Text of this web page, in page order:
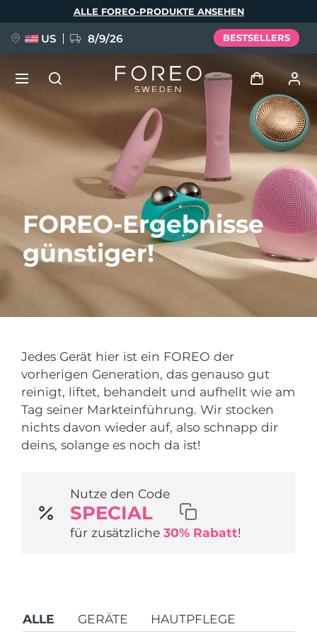
FOREO-Ergebnisse
günstiger!
Jedes Gerät hier ist ein FOREO der
vorherigen Generation, das genauso gut
reinigt, liftet, behandelt und aufhellt wie am
Tag seiner Markteinführung. Wir stocken
nichts davon wieder auf, also schnapp dir
deins, solange es noch da ist!
Nutze den Code
SPECIAL
für zusätzliche30% Rabatt!
ALLE GERÄTE HAUTPFLEGE
ALLE FOREO-PRODUKTE ANSEHEN
US 8/9/26 BESTSELLERS
Anmelden
Benutzerkonto
Meine Geräte
Meine Bestellungen
Meine Adressen
Meine Abonnements
NEU
FAQ™ Pure Beauty-Tech Elixir
BREAKING NEWS
FAQ™ Dual LED Panel
BELIEBT
Sonderangebote Bestseller
Sprache
Deutsch
Español
Français
Italiano
Português
Polski
Svenska
Русский
Türkçe
简体中文 繁體中文
Versandland
Vereinigte Staaten Erwartete Lieferung
Vereinigtes
Königreich
Erwartete Lieferung
Spanien Erwartete Lieferung
Frankreich Erwartete Lieferung